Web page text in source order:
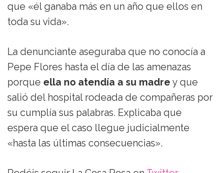
que «él ganaba más en un año que ellos en
toda su vida».
La denunciante aseguraba que no conocía a
Pepe Flores hasta el día de las amenazas
porque ella no atendía a su madre y que
salió del hospital rodeada de compañeras por
su cumplía sus palabras. Explicaba que
espera que el caso llegue judicialmente
«hasta las últimas consecuencias».